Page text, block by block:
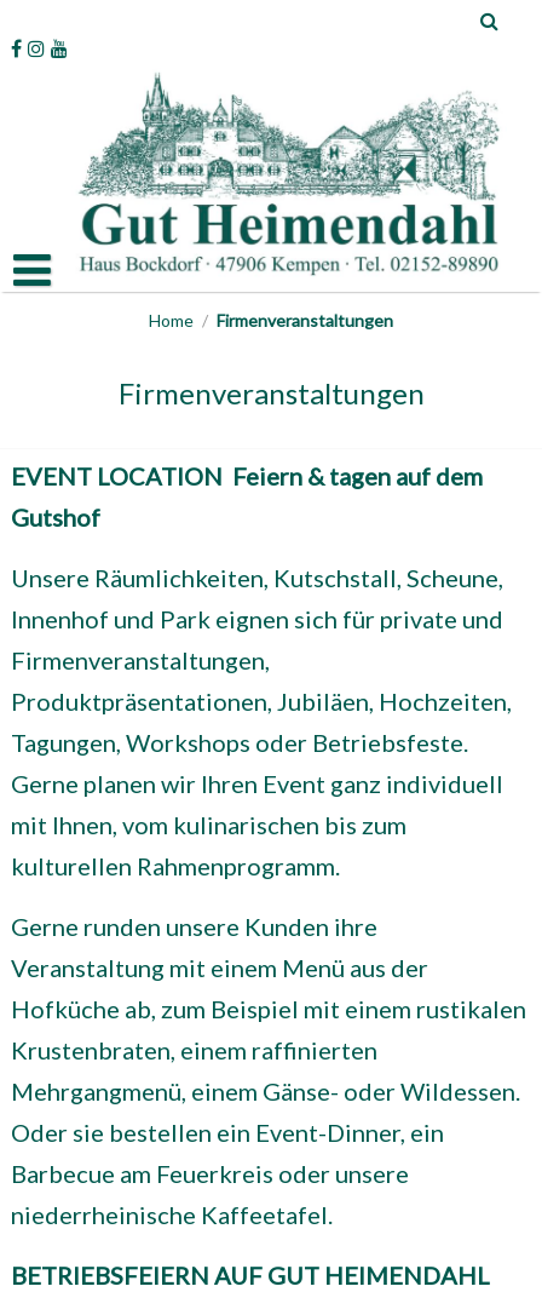
to
content
Home / Firmenveranstaltungen
Firmenveranstaltungen
EVENT LOCATION Feiern & tagen auf dem
Gutshof
Unsere Räumlichkeiten, Kutschstall, Scheune,
Innenhof und Park eignen sich für private und
Firmenveranstaltungen,
Produktpräsentationen, Jubiläen, Hochzeiten,
Tagungen, Workshops oder Betriebsfeste.
Gerne planen wir Ihren Event ganz individuell
mit Ihnen, vom kulinarischen bis zum
kulturellen Rahmenprogramm.
Gerne runden unsere Kunden ihre
Veranstaltung mit einem Menü aus der
Hofküche ab, zum Beispiel mit einem rustikalen
Krustenbraten, einem raffinierten
Mehrgangmenü, einem Gänse- oder Wildessen.
Oder sie bestellen ein Event-Dinner, ein
Barbecue am Feuerkreis oder unsere
niederrheinische Kaffeetafel.
BETRIEBSFEIERN AUF GUT HEIMENDAHL